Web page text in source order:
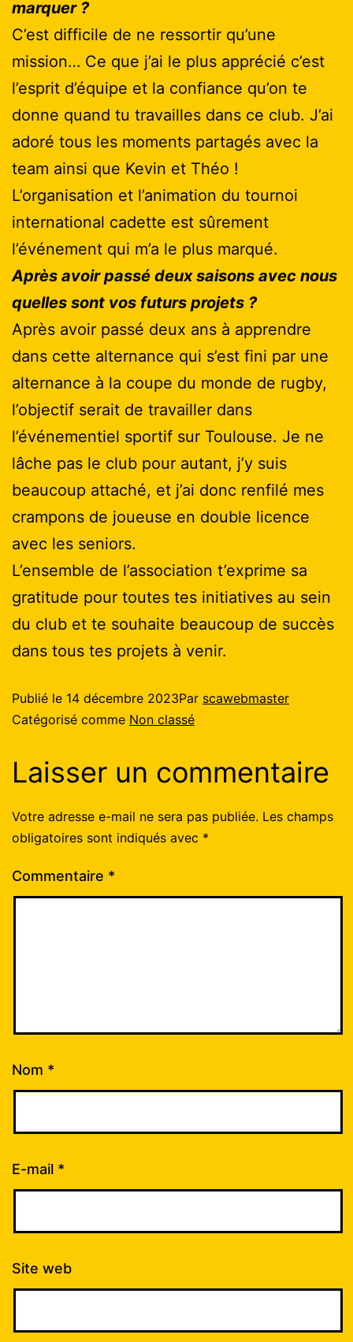
marquer ?
C’est difficile de ne ressortir qu’une
mission… Ce que j’ai le plus apprécié c’est
l’esprit d’équipe et la confiance qu’on te
donne quand tu travailles dans ce club. J’ai
adoré tous les moments partagés avec la
team ainsi que Kevin et Théo !
L’organisation et l’animation du tournoi
international cadette est sûrement
l’événement qui m’a le plus marqué.
Après avoir passé deux saisons avec nous
quelles sont vos futurs projets ?
Après avoir passé deux ans à apprendre
dans cette alternance qui s’est fini par une
alternance à la coupe du monde de rugby,
l’objectif serait de travailler dans
l’événementiel sportif sur Toulouse. Je ne
lâche pas le club pour autant, j’y suis
beaucoup attaché, et j’ai donc renfilé mes
crampons de joueuse en double licence
avec les seniors.
L’ensemble de l’association t’exprime sa
gratitude pour toutes tes initiatives au sein
du club et te souhaite beaucoup de succès
dans tous tes projets à venir.
Publié le 14 décembre 2023Par scawebmaster
Catégorisé comme Non classé
Laisser un commentaire
Votre adresse e-mail ne sera pas publiée. Les champs
obligatoires sont indiqués avec *
Commentaire *
Nom *
E-mail *
Site web